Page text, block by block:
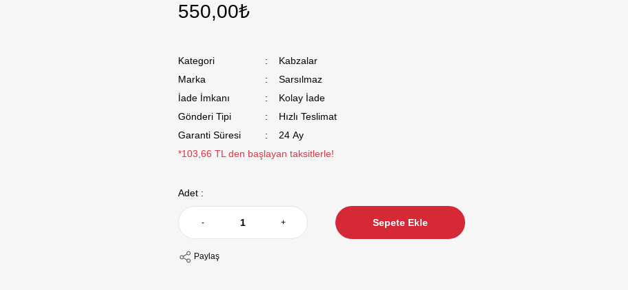
550,00₺
Kategori
Kabzalar
Marka
Sarsılmaz
İade İmkanı
Kolay İade
Gönderi Tipi
Hızlı Teslimat
Garanti Süresi
24 Ay
*103,66 TL den başlayan taksitlerle!
Adet :
- + Sepete Ekle
Paylaş